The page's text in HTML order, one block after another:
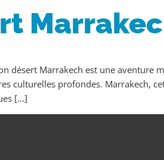
désert Marrakech est une aventure
culturelles profondes. Marrakech,
[…]